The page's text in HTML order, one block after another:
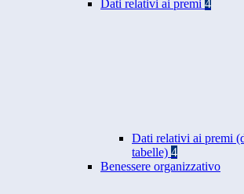
Dati relativi ai premi 4
Dati relativi ai premi
tabelle) 4
Benessere organizzativo